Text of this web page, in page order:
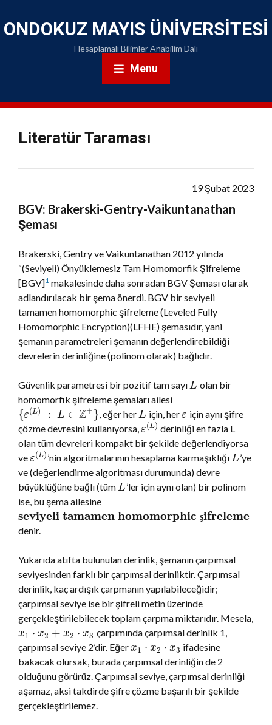
ONDOKUZ MAYIS ÜNIVERSITESI
Hesaplamalı Bilimler Anabilim Dalı
Menu
Literatür Taraması
19 Şubat 2023
BGV: Brakerski-Gentry-Vaikuntanathan
Şeması
Brakerski, Gentry ve Vaikuntanathan 2012 yılında
“(Seviyeli) Önyüklemesiz Tam Homomorfik Şifreleme
[BGV]1 makalesinde daha sonradan BGV Şeması olarak
adlandırılacak bir şema önerdi. BGV bir seviyeli
tamamen homomorphic şifreleme (Leveled Fully
Homomorphic Encryption)(LFHE) şemasıdır, yani
şemanın parametreleri şemanın değerlendirebildiği
devrelerin derinliğine (polinom olarak) bağlıdır.
Güvenlik parametresi bir pozitif tam sayıL olan bir
homomorfik şifreleme şemaları ailesi
{ε(L) : L ∈ Z+}, eğer herL için, herε için aynı şifre
çözme devresini kullanıyorsa,ε(L) derinliği en fazla L
olan tüm devreleri kompakt bir şekilde değerlendiyorsa
veε(L)’nin algoritmalarının hesaplama karmaşıklığıL’ye
ve (değerlendirme algoritması durumunda) devre
büyüklüğüne bağlı (tümL’ler için aynı olan) bir polinom
ise, bu şema ailesine
seviyeli tamamen homomorphic şifreleme
denir.
Yukarıda atıfta bulunulan derinlik, şemanın çarpımsal
seviyesinden farklı bir çarpımsal derinliktir. Çarpımsal
derinlik, kaç ardışık çarpmanın yapılabileceğidir;
çarpımsal seviye ise bir şifreli metin üzerinde
gerçekleştirilebilecek toplam çarpma miktarıdır. Mesela,
x1 ⋅ x2 + x2 ⋅ x3 çarpımında çarpımsal derinlik 1,
çarpımsal seviye 2’dir. Eğerx1 ⋅ x2 ⋅ x3 ifadesine
bakacak olursak, burada çarpımsal derinliğin de 2
olduğunu görürüz. Çarpımsal seviye, çarpımsal derinliği
aşamaz, aksi takdirde şifre çözme başarılı bir şekilde
gerçekleştirilemez.